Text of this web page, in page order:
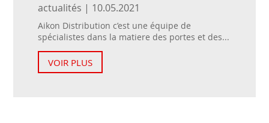
actualités | 10.05.2021
Aikon Distribution c’est une équipe de
spécialistes dans la matiere des portes et des...
VOIR PLUS